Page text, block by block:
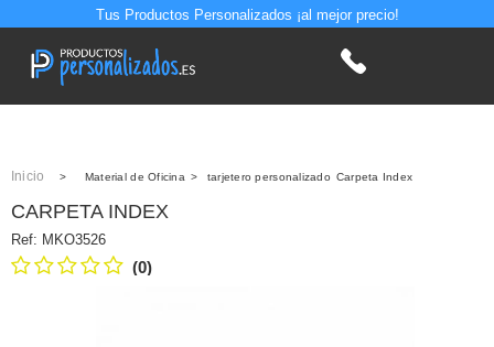
Tus Productos Personalizados ¡al mejor precio!
Inicio > Material de Oficina > tarjetero personalizado Carpeta Index
CARPETA INDEX
Ref: MKO3526
(0)